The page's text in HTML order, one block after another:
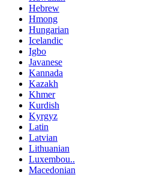
Hebrew
Hmong
Hungarian
Icelandic
Igbo
Javanese
Kannada
Kazakh
Khmer
Kurdish
Kyrgyz
Latin
Latvian
Lithuanian
Luxembou..
Macedonian